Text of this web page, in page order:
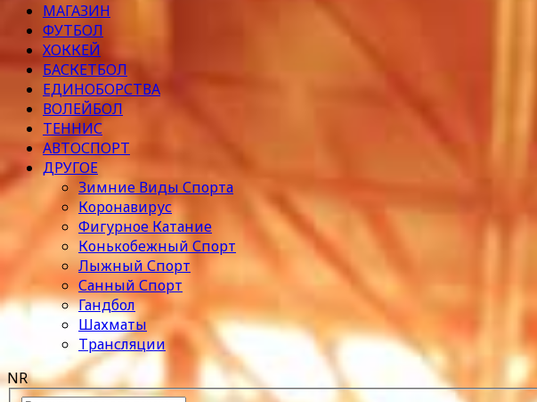
МАГАЗИН
ФУТБОЛ
ХОККЕЙ
БАСКЕТБОЛ
ЕДИНОБОРСТВА
ВОЛЕЙБОЛ
ТЕННИС
АВТОСПОРТ
ДРУГОЕ
Зимние Виды Спорта
Коронавирус
Фигурное Катание
Конькобежный Спорт
Лыжный Спорт
Санный Спорт
Гандбол
Шахматы
Трансляции
NR